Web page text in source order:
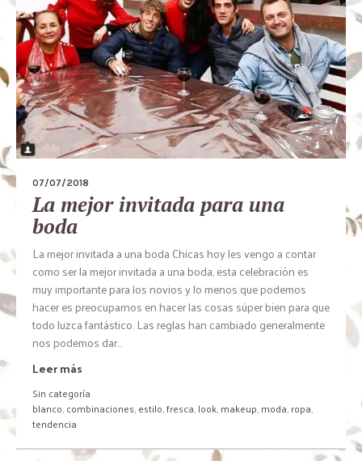
07/07/2018
La mejor invitada para una
boda
La mejor invitada a una boda Chicas hoy les vengo a contar
como ser la mejor invitada a una boda, esta celebración es
muy importante para los novios y lo menos que podemos
hacer es preocuparnos en hacer las cosas súper bien para que
todo luzca fantástico. Las reglas han cambiado generalmente
nos podemos dar...
Leer más
Sin categoría
blanco,combinaciones,estilo,fresca,look,makeup,moda,ropa,
tendencia